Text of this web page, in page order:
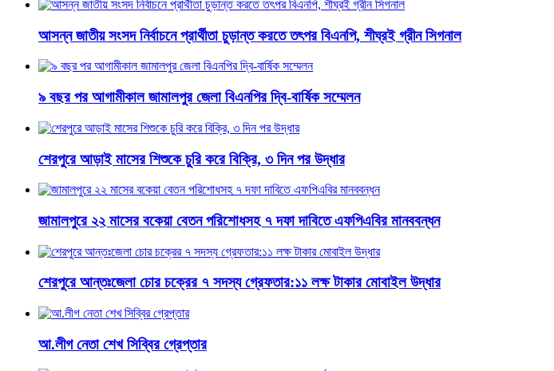
আসন্ন জাতীয় সংসদ নির্বাচনে প্রার্থীতা চুড়ান্ত করতে তৎপর বিএনপি, শীঘ্রই গ্রীন সিগনাল
৯ বছর পর আগামীকাল জামালপুর জেলা বিএনপির দ্বি-বার্ষিক সম্মেলন
শেরপুরে আড়াই মাসের শিশুকে চুরি করে বিক্রি, ৩ দিন পর উদ্ধার
জামালপুরে ২২ মাসের বকেয়া বেতন পরিশোধসহ ৭ দফা দাবিতে এফপিএবির মানববন্ধন
শেরপুরে আন্তঃজেলা চোর চক্রের ৭ সদস্য গ্রেফতার:১১ লক্ষ টাকার মোবাইল উদ্ধার
আ.লীগ নেতা শেখ সিব্বির গ্রেপ্তার